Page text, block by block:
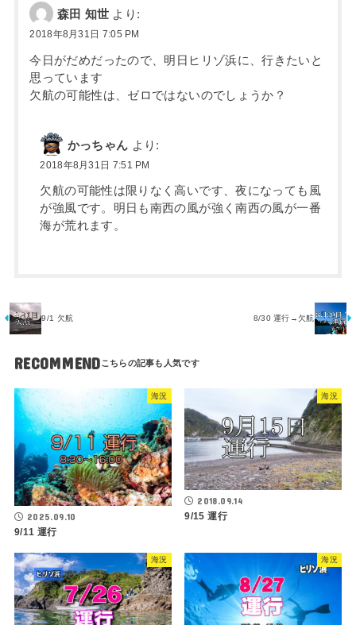
森田 知世 より:
2018年8月31日 7:05 PM
今日がだめだったので、明日ヒリゾ浜に、行きたいと
思っています
欠航の可能性は、ゼロではないのでしょうか？
かっちゃん より:
2018年8月31日 7:51 PM
欠航の可能性は限りなく高いです、夜になっても風
が強風です。明日も南西の風が強く南西の風が一番
海が荒れます。
9/1 欠航 8/30 運行→欠航
RECOMMEND
海況
2025.09.10
9/11 運行
海況
2018.09.14
9/15 運行
海況 海況